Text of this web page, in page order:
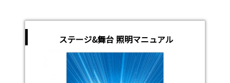
ステージ&舞台 照明マニュアル